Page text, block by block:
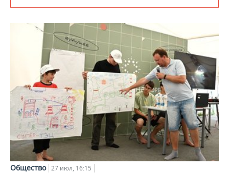
Общество 27 июл, 16:15